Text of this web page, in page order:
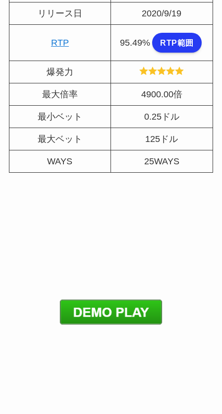
リリース日 2020/9/19
RTP 95.49% RTP範囲
爆発力
最大倍率 4900.00倍
最小ベット 0.25ドル
最大ベット 125ドル
WAYS 25WAYS